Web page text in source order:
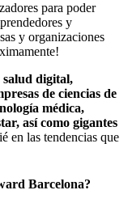
para poder
y
y organizaciones
salud digital,
de ciencias de
médica,
así como gigantes
en las tendencias que
Barcelona?